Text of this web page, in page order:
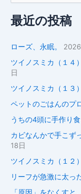
象
:最近の投稿
ローズ、永眠。
ツイノスミカ（１４
日
ツイノスミカ（１３
ペットのごはんのプ
うちの4頭に手作り
カビなんかで手こず
18日
ツイノスミカ（１２
リーフが急激に太っ